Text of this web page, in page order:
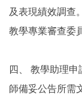
及表現績效調查
教學專業審查委
四、
教學助理申
師備妥公告所需